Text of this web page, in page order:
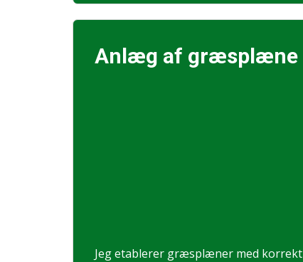
Anlæg af græsplæne
Jeg etablerer græsplæner med korrekt